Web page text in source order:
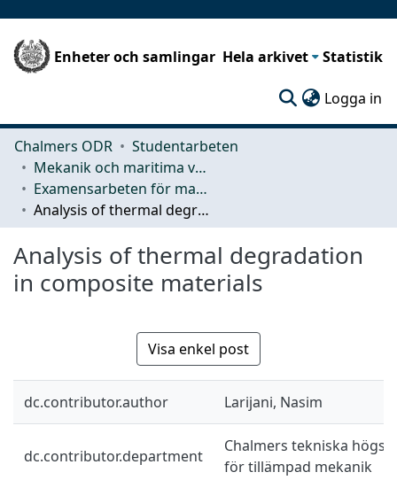
Enheter och samlingar Hela arkivet Statistik
Logga in
Chalmers ODR
Studentarbeten
Mekanik och maritima vetenskaper (M2)
Examensarbeten för masterexamen
Analysis of thermal degradation in composite materials
Analysis of thermal degradation
in composite materials
Visa enkel post
dc.contributor.author Larijani, Nasim
dc.contributor.department
Chalmers tekniska
för tillämpad mekanik